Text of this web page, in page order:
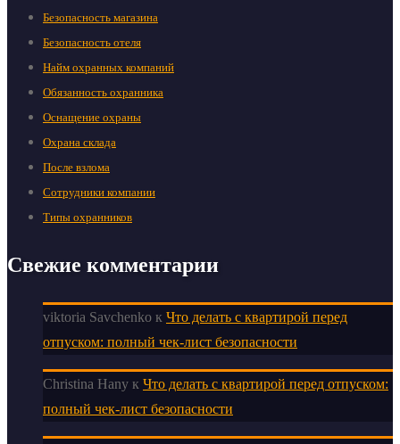
Безопасность магазина
Безопасность отеля
Найм охранных компаний
Обязанность охранника
Оснащение охраны
Охрана склада
После взлома
Сотрудники компании
Типы охранников
Свежие комментарии
viktoria Savchenko к Что делать с квартирой перед
отпуском: полный чек-лист безопасности
Christina Hany к Что делать с квартирой перед отпуском:
полный чек-лист безопасности